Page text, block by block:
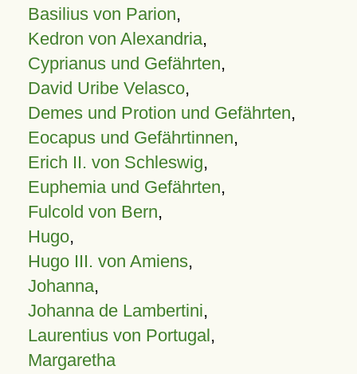
Basilius von Parion,
Kedron von Alexandria,
Cyprianus und Gefährten,
David Uribe Velasco,
Demes und Protion und Gefährten,
Eocapus und Gefährtinnen,
Erich II. von Schleswig,
Euphemia und Gefährten,
Fulcold von Bern,
Hugo,
Hugo III. von Amiens,
Johanna,
Johanna de Lambertini,
Laurentius von Portugal,
Margaretha